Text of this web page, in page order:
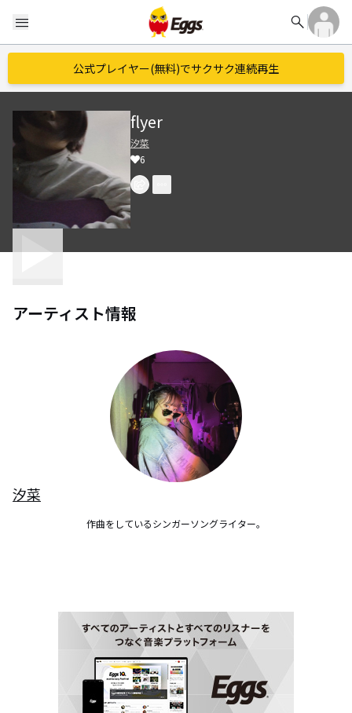
menu search
公式プレイヤー(無料)でサクサク連続再生
flyer
汐菜
6
アーティスト情報
汐菜
作曲をしているシンガーソングライター。